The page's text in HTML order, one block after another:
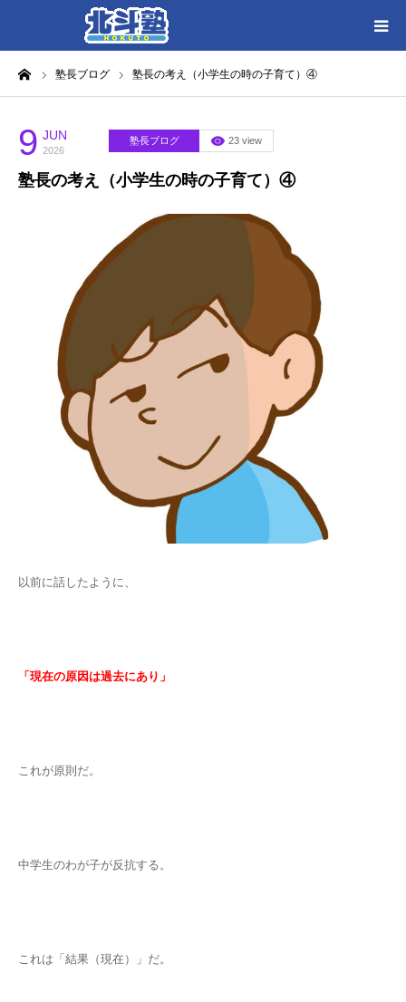
塾長ブログ 塾長の考え（小学生の時の子育て）④
9 JUN
2026
塾長ブログ 23 view
塾長の考え（小学生の時の子育て）④
以前に話したように、
「現在の原因は過去にあり」
これが原則だ。
中学生のわが子が反抗する。
これは「結果（現在）」だ。
HOME
各教室別に記事を見る
北斗塾／教室一覧
お問い合わせ